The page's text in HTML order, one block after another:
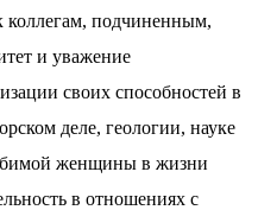
коллегам, подчиненным,
и уважение
своих способностей в
деле, геологии, науке
женщины в жизни
в отношениях с